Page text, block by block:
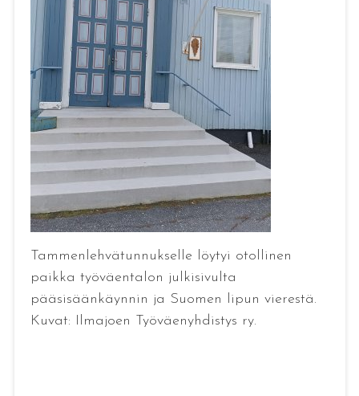
Tammenlehvätunnukselle löytyi otollinen
paikka työväentalon julkisivulta
pääsisäänkäynnin ja Suomen lipun vierestä.
Kuvat: Ilmajoen Työväenyhdistys ry.